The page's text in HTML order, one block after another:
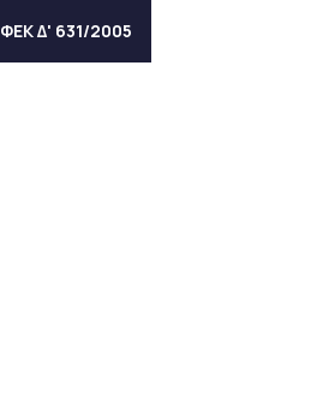
ΦΕΚ Δ' 631/2005